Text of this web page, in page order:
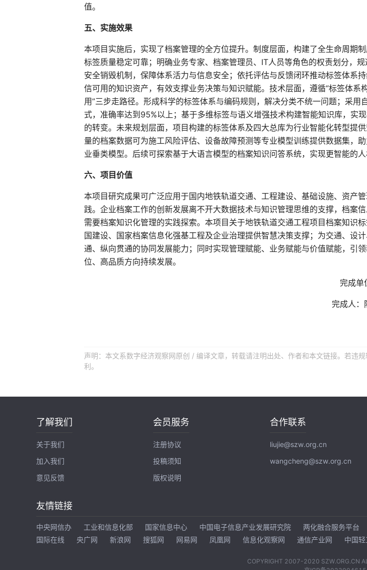
值。
五、实施效果
本项目实施后，实现了档案管理的全方位提升。制度层面，构建了全生命周期
标签质量稳定可靠；明确业务专家、档案管理员、IT人员等角色的权责划分，
安全销毁机制，保障体系活力与信息安全；依托评估与反馈闭环推动标签体系
信可用的知识资产，有效支撑业务决策与知识赋能。技术层面，遵循“标签体
用”三步走路径。形成科学的标签体系与编码规则，解决分类不统一问题；采用
式，准确率达到95%以上；基于多维标签与语义增强技术构建智能知识库，实现
的转变。未来规划层面，项目构建的标签体系及四大总库为行业智能化转型提
量的档案数据可为施工风险评估、设备故障预测等专业模型训练提供数据集，
业垂类模型。后续可探索基于大语言模型的档案知识问答系统，实现更智能的人
六、项目价值
本项目研究成果可广泛应用于国内地铁轨道交通、工程建设、基础设施、资产
践。企业档案工作的创新发展离不开大数据技术与知识管理思维的支撑，档案
需要档案知识化管理的实践探索。本项目关于地铁轨道交通工程项目档案知识
国建设、国家档案信息化强基工程及企业治理提供智慧决策支撑；为交通、设
通、纵向贯通的协同发展能力；同时实现管理赋能、业务赋能与价值赋能，引
位、高品质方向持续发展。
完成单
完成人：
声明：本文系数字经济观察网原创 / 编译文章，转载请注明出处、作者和本文链接。若违
利。
了解我们
关于我们
加入我们
意见反馈
会员服务
注册协议
投稿须知
版权说明
合作联系
liujie@szw.org.cn
wangcheng@szw.org.cn
友情链接
中央网信办 工业和信息化部 国家信息中心 中国电子信息产业发展研究院 两化融合服务平台
国际在线
央广网 新浪网 搜狐网 网易网 凤凰网 信息化观察网 通信产业网 中国
COPYRIGHT 2007-2020 SZW.ORG.CN